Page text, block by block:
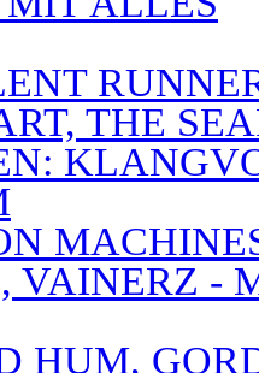
THE
VAINERZ -
HUM,